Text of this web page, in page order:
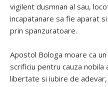
vigilent dusmnan al sau,
incapatanare sa fie aparat
prin spanzuratoare.
Apostol Bologa moare ca
scrificiu pentru cauza nobila
libertate si iubire de adevar,